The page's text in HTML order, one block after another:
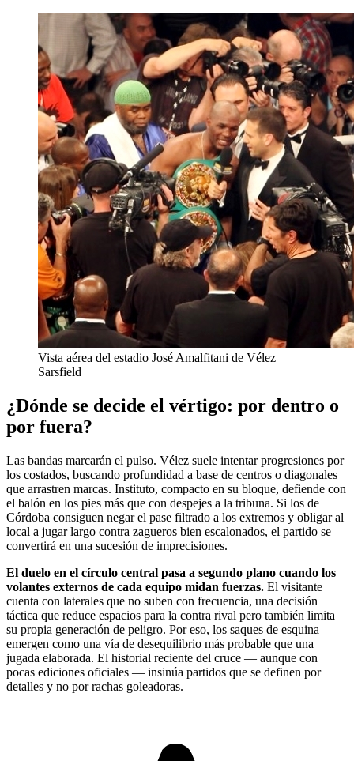
Vista aérea del estadio José Amalfitani de Vélez
Sarsfield
¿Dónde se decide el vértigo: por dentro o
por fuera?
Las bandas marcarán el pulso. Vélez suele intentar progresiones por
los costados, buscando profundidad a base de centros o diagonales
que arrastren marcas. Instituto, compacto en su bloque, defiende con
el balón en los pies más que con despejes a la tribuna. Si los de
Córdoba consiguen negar el pase filtrado a los extremos y obligar al
local a jugar largo contra zagueros bien escalonados, el partido se
convertirá en una sucesión de imprecisiones.
El duelo en el círculo central pasa a segundo plano cuando los
volantes externos de cada equipo midan fuerzas. El visitante
cuenta con laterales que no suben con frecuencia, una decisión
táctica que reduce espacios para la contra rival pero también limita
su propia generación de peligro. Por eso, los saques de esquina
emergen como una vía de desequilibrio más probable que una
jugada elaborada. El historial reciente del cruce — aunque con
pocas ediciones oficiales — insinúa partidos que se definen por
detalles y no por rachas goleadoras.